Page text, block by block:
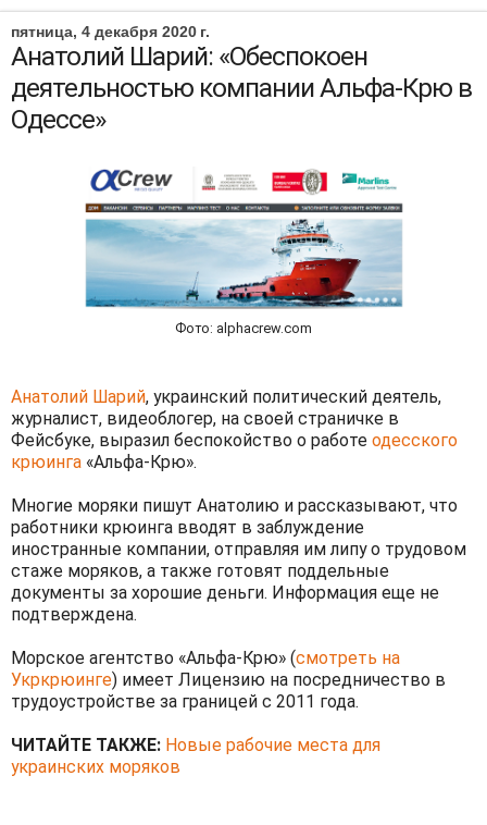
пятница, 4 декабря 2020 г.
Анатолий Шарий: «Обеспокоен
деятельностью компании Альфа-Крю в
Одессе»
Фото: alphacrew.com
Анатолий Шарий, украинский политический деятель,
журналист, видеоблогер, на своей страничке в
Фейсбуке, выразил беспокойство о работе одесского
крюинга «Альфа-Крю».
Многие моряки пишут Анатолию и рассказывают, что
работники крюинга вводят в заблуждение
иностранные компании, отправляя им липу о трудовом
стаже моряков, а также готовят поддельные
документы за хорошие деньги. Информация еще не
подтверждена.
Морское агентство «Альфа-Крю» (смотреть на
Укркрюинге) имеет Лицензию на посредничество в
трудоустройстве за границей с 2011 года.
ЧИТАЙТЕ ТАКЖЕ: Новые рабочие места для
украинских моряков